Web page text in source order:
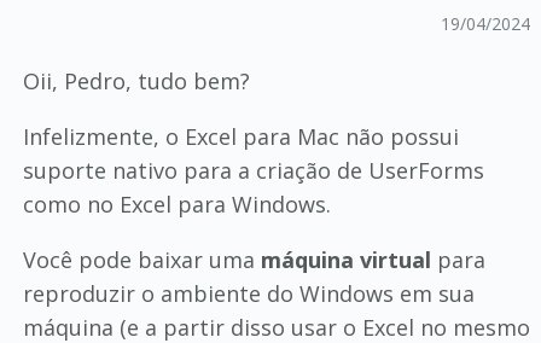
19/04/2024
Oii, Pedro, tudo bem?
Infelizmente, o Excel para Mac não possui
suporte nativo para a criação de UserForms
como no Excel para Windows.
Você pode baixar uma máquina virtual para
reproduzir o ambiente do Windows em sua
máquina (e a partir disso usar o Excel no mesmo